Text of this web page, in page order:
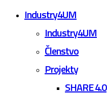
Menu
Industry4UM
Industry4UM
Členstvo
Projekty
SHARE 4.0